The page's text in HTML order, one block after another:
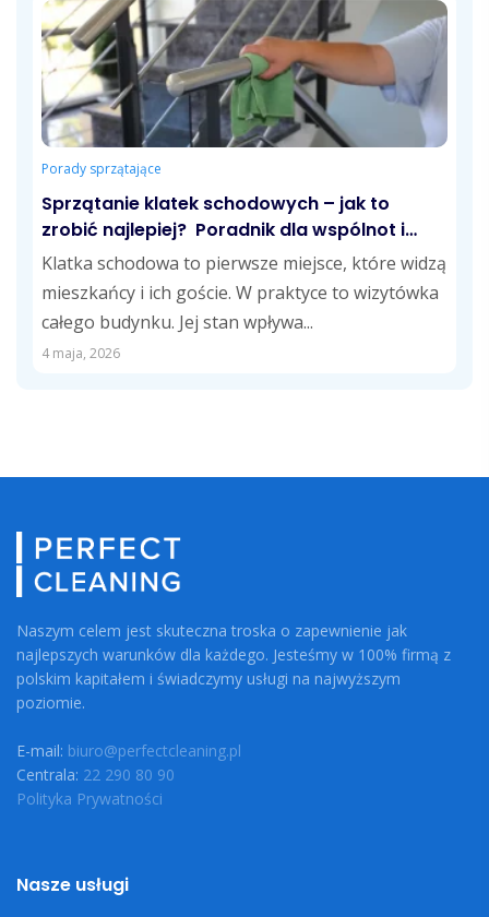
Porady sprzątające
Sprzątanie klatek schodowych – jak to
zrobić najlepiej? Poradnik dla wspólnot i
zarządców
Klatka schodowa to pierwsze miejsce, które widzą
mieszkańcy i ich goście. W praktyce to wizytówka
całego budynku. Jej stan wpływa...
4 maja, 2026
Naszym celem jest skuteczna troska o zapewnienie jak
najlepszych warunków dla każdego. Jesteśmy w 100% firmą z
polskim kapitałem i świadczymy usługi na najwyższym
poziomie.
E-mail: biuro@perfectcleaning.pl
Centrala: 22 290 80 90
Polityka Prywatności
Nasze usługi